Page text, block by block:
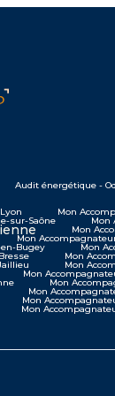
Audit énergétique -
Mon
sur-Saône Mon
Mon
Mon
Bugey Mon
Mon
Mon
Mon
Mon
Mon
Mon
Mon